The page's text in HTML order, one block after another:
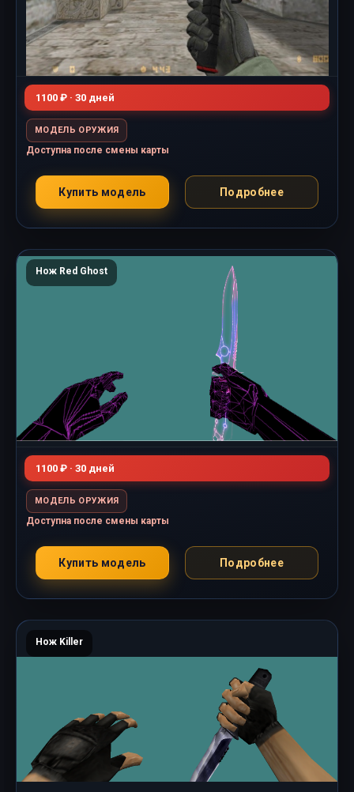
1100 ₽ · 30 дней
МОДЕЛЬ ОРУЖИЯ
Доступна после смены карты
Купить модель Подробнее
Нож Red Ghost
1100 ₽ · 30 дней
МОДЕЛЬ ОРУЖИЯ
Доступна после смены карты
Купить модель Подробнее
Нож Killer